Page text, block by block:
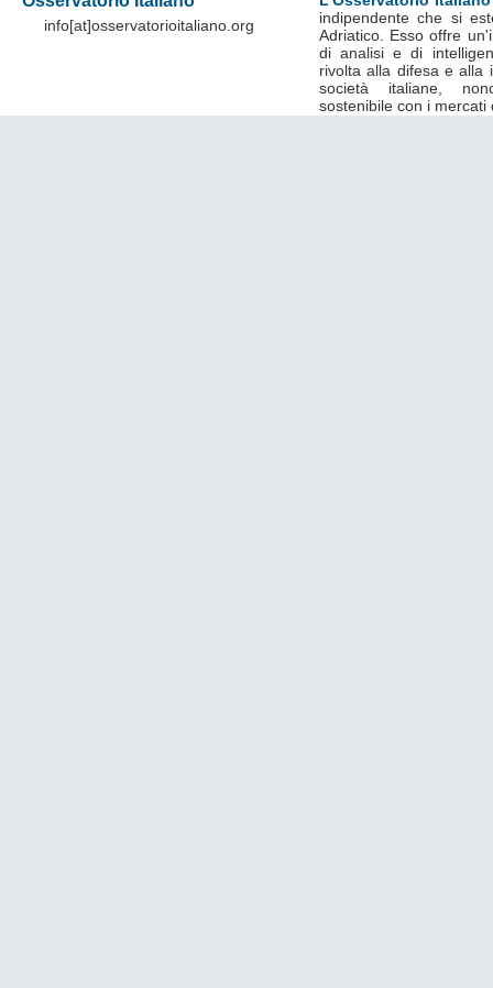
info[at]osservatorioitaliano.org
indipendente che si
Adriatico. Esso offre
di analisi e di
rivolta alla difesa e alla
società italiane,
sostenibile con i mercati